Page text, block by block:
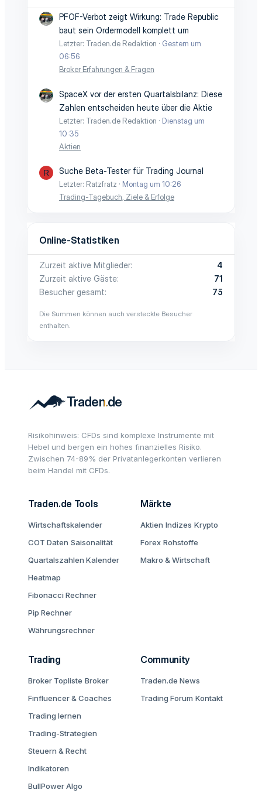
PFOF-Verbot zeigt Wirkung: Trade Republic
baut sein Ordermodell komplett um
Letzter: Traden.de Redaktion
Gestern um
06:56
Broker Erfahrungen & Fragen
SpaceX vor der ersten Quartalsbilanz: Diese
Zahlen entscheiden heute über die Aktie
Letzter: Traden.de Redaktion
Dienstag um
10:35
Aktien
R Suche Beta-Tester für Trading Journal
Letzter: Ratzfratz
Montag um 10:26
Trading-Tagebuch, Ziele & Erfolge
Online-Statistiken
Zurzeit aktive Mitglieder
4
Zurzeit aktive Gäste
71
Besucher gesamt
75
Die Summen können auch versteckte Besucher
enthalten.
Risikohinweis: CFDs sind komplexe Instrumente mit
Hebel und bergen ein hohes finanzielles Risiko.
Zwischen 74-89% der Privatanlegerkonten verlieren
beim Handel mit CFDs.
Traden.de Tools
Wirtschaftskalender
COT Daten Saisonalität
Quartalszahlen Kalender
Heatmap
Fibonacci Rechner
Pip Rechner
Währungsrechner
Märkte
Aktien Indizes Krypto
Forex Rohstoffe
Makro & Wirtschaft
Trading
Broker Topliste Broker
Finfluencer & Coaches
Trading lernen
Trading-Strategien
Steuern & Recht
Indikatoren
BullPower Algo
Community
Traden.de News
Trading Forum Kontakt